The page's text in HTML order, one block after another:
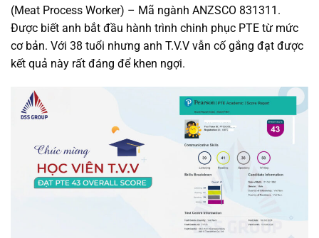
(Meat Process Worker) – Mã ngành ANZSCO 831311.
Được biết anh bắt đầu hành trình chinh phục PTE từ mức
cơ bản. Với 38 tuổi nhưng anh T.V.V vẫn cố gắng đạt được
kết quả này rất đáng để khen ngợi.